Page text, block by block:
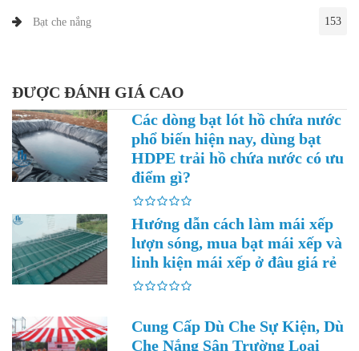
Bạt che nắng 153
ĐƯỢC ĐÁNH GIÁ CAO
Các dòng bạt lót hồ chứa nước
phổ biến hiện nay, dùng bạt
HDPE trải hồ chứa nước có ưu
điểm gì?
Hướng dẫn cách làm mái xếp
lượn sóng, mua bạt mái xếp và
linh kiện mái xếp ở đâu giá rẻ
Cung Cấp Dù Che Sự Kiện, Dù
Che Nắng Sân Trường Loại